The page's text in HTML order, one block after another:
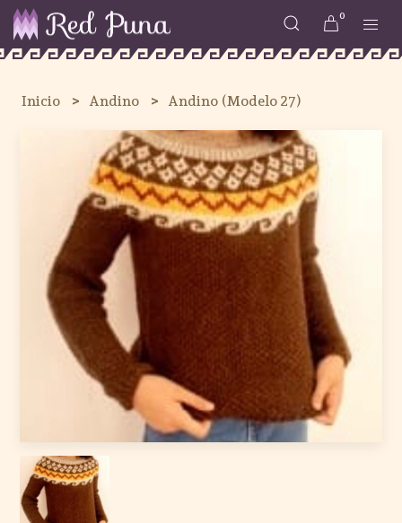
0
Inicio Andino Andino (Modelo 27)